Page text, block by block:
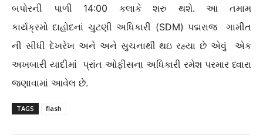
બપોરની પાળી 14:00 કલાકે શરુ થશે. આ તમામ
કાર્યક્રમો દાહોદનાં ચુટણી અધિકારી (SDM) પદ્મરાજ ગામીત
ની સીધી દેખરેખ અને અને સુચનાથી થઇ રહ્યા છે એવું એક
અખબારી યાદીમાં પ્રાંત ઓફીસના અધિકારી રમેશ પરમાર ધ્વારા
જણાવામાં આવેલ છે.
TAGS flash